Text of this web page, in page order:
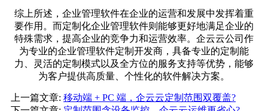
综上所述，企业管理软件在企业的运营和发展中发挥着重
要作用。而定制化企业管理软件则能够更好地满足企业的
特殊需求，提高企业的竞争力和运营效率。企云云公司作
为专业的企业管理软件定制开发商，具备专业的定制能
力、灵活的定制模式以及全方位的服务支持等优势，能够
为客户提供高质量、个性化的软件解决方案。
上一篇文章: 移动端 + PC 端，企云云定制范围双覆盖?